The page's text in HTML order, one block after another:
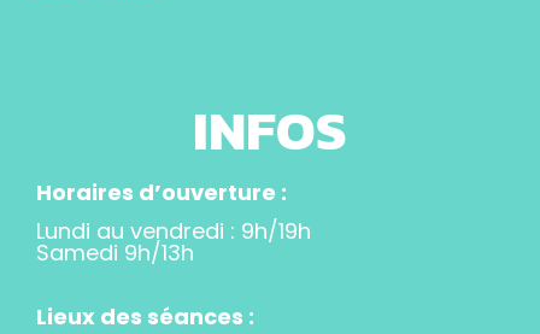
INFOS
Horaires d’ouverture :
Lundi au vendredi : 9h/19h
Samedi 9h/13h
Lieux des séances :